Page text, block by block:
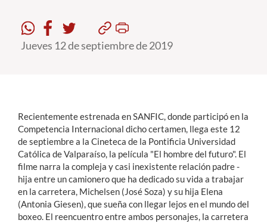
Formación Continua
Funcionarios
Alumni
English
Jueves 12 de septiembre de 2019
Recientemente estrenada en SANFIC, donde participó en la
Competencia Internacional dicho certamen, llega este 12
de septiembre a la Cineteca de la Pontificia Universidad
Católica de Valparaíso, la película "El hombre del futuro". El
filme narra la compleja y casi inexistente relación padre -
hija entre un camionero que ha dedicado su vida a trabajar
en la carretera, Michelsen (José Soza) y su hija Elena
(Antonia Giesen), que sueña con llegar lejos en el mundo del
boxeo. El reencuentro entre ambos personajes, la carretera